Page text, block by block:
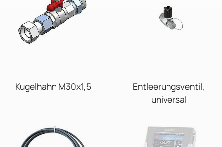
Kugelhahn M30x1,5
Entleerungsventil,
universal